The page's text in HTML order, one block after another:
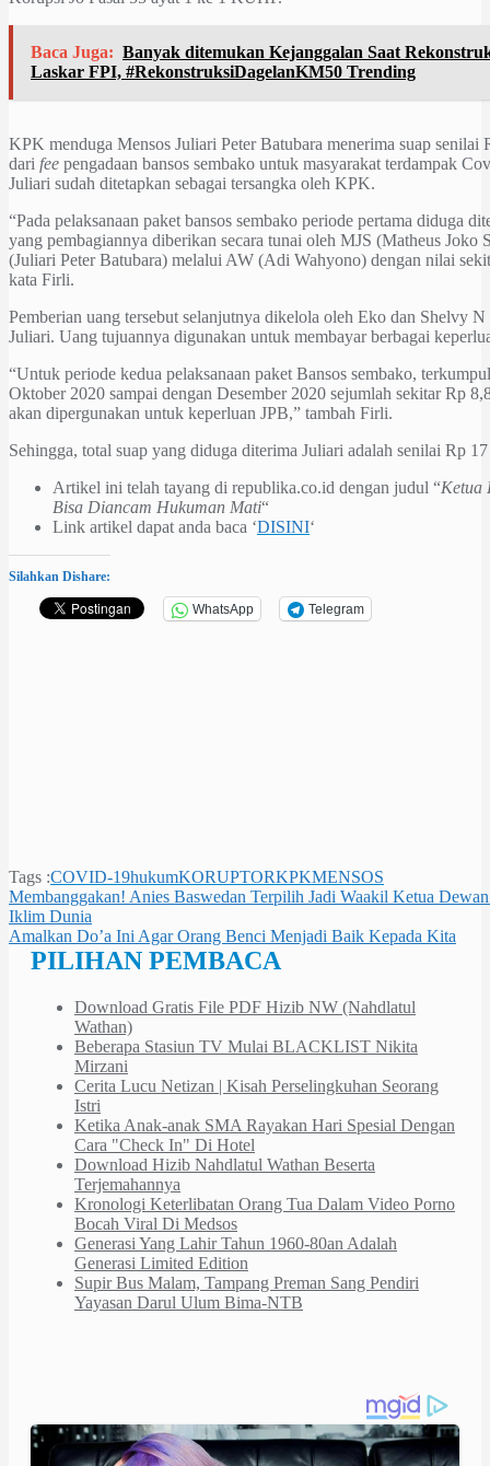
Baca Juga: Banyak ditemukan Kejanggalan Saat
Laskar FPI, #RekonstruksiDagelanKM50 Trending
KPK menduga Mensos Juliari Peter Batubara menerima suap senilai
dari fee pengadaan bansos sembako untuk masyarakat terdampak
Juliari sudah ditetapkan sebagai tersangka oleh KPK.
“Pada pelaksanaan paket bansos sembako periode pertama diduga
yang pembagiannya diberikan secara tunai oleh MJS (Matheus Joko
(Juliari Peter Batubara) melalui AW (Adi Wahyono) dengan nilai
kata Firli.
Pemberian uang tersebut selanjutnya dikelola oleh Eko dan Shelvy N
Juliari. Uang tujuannya digunakan untuk membayar berbagai
“Untuk periode kedua pelaksanaan paket Bansos sembako,
Oktober 2020 sampai dengan Desember 2020 sejumlah sekitar Rp
akan dipergunakan untuk keperluan JPB,” tambah Firli.
Sehingga, total suap yang diduga diterima Juliari adalah senilai Rp
Artikel ini telah tayang di republika.co.id dengan judul “Ketua
Bisa Diancam Hukuman Mati“
Link artikel dapat anda baca ‘DISINI‘
Silahkan Dishare:
WhatsApp Telegram
Tags :COVID-19hukumKORUPTORKPKMENSOS
Navigasi
pos
Membanggakan! Anies Baswedan Terpilih Jadi Waakil Ketua
Iklim Dunia
Amalkan Do’a Ini Agar Orang Benci Menjadi Baik Kepada Kita
PILIHAN PEMBACA
Download Gratis File PDF Hizib NW (Nahdlatul
Wathan)
Beberapa Stasiun TV Mulai BLACKLIST Nikita
Mirzani
Cerita Lucu Netizan | Kisah Perselingkuhan Seorang
Istri
Ketika Anak-anak SMA Rayakan Hari Spesial Dengan
Cara "Check In" Di Hotel
Download Hizib Nahdlatul Wathan Beserta
Terjemahannya
Kronologi Keterlibatan Orang Tua Dalam Video Porno
Bocah Viral Di Medsos
Generasi Yang Lahir Tahun 1960-80an Adalah
Generasi Limited Edition
Supir Bus Malam, Tampang Preman Sang Pendiri
Yayasan Darul Ulum Bima-NTB